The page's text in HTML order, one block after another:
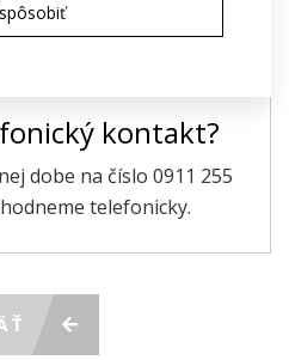
ponuky
kontakt?
dobe na číslo 0911 255
telefonicky.